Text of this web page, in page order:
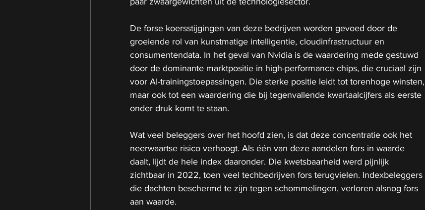
De forse koersstijgingen van deze bedrijven worden gevoed door de
groeiende rol van kunstmatige intelligentie, cloudinfrastructuur en
consumentendata. In het geval van Nvidia is de waardering mede gestuwd
door de dominante marktpositie in high-performance chips, die cruciaal zijn
voor AI-trainingstoepassingen. Die sterke positie leidt tot torenhoge winsten,
maar ook tot een waardering die bij tegenvallende kwartaalcijfers als eerste
onder druk komt te staan.
Wat veel beleggers over het hoofd zien, is dat deze concentratie ook het
neerwaartse risico verhoogt. Als één van deze aandelen fors in waarde
daalt, lijdt de hele index daaronder. Die kwetsbaarheid werd pijnlijk
zichtbaar in 2022, toen veel techbedrijven fors terugvielen. Indexbeleggers
die dachten beschermd te zijn tegen schommelingen, verloren alsnog fors
aan waarde.